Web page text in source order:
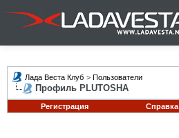
Лада Веста Клуб > Пользователи
Профиль PLUTOSHA
Регистрация Справка